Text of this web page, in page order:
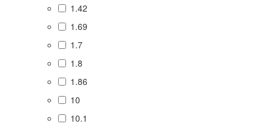
1.42
1.69
1.7
1.8
1.86
10
10.1